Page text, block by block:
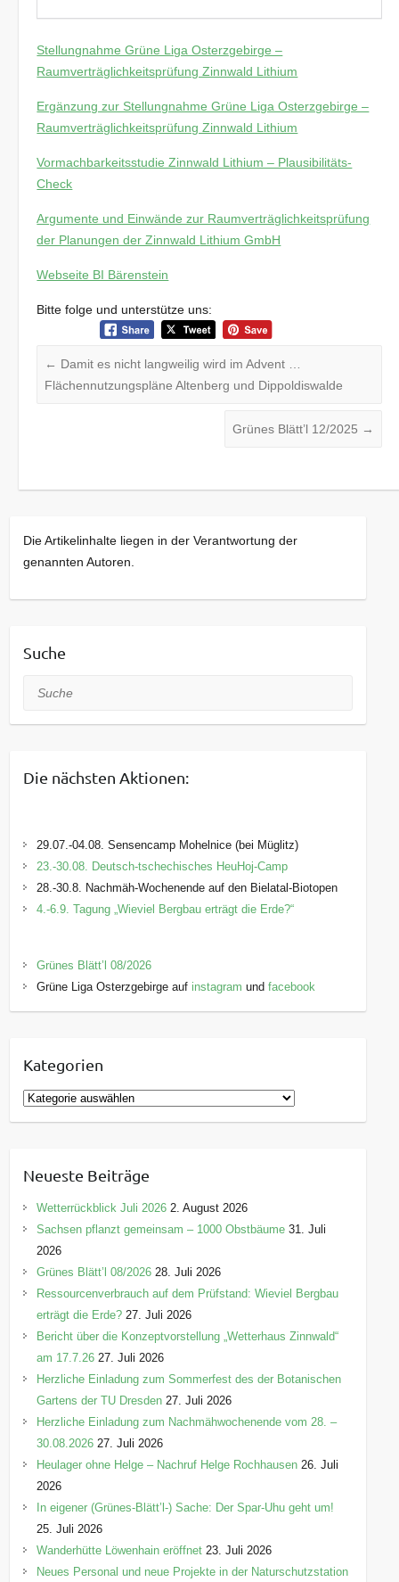
Stellungnahme Grüne Liga Osterzgebirge –
Raumverträglichkeitsprüfung Zinnwald Lithium
Ergänzung zur Stellungnahme Grüne Liga Osterzgebirge –
Raumverträglichkeitsprüfung Zinnwald Lithium
Vormachbarkeitsstudie Zinnwald Lithium – Plausibilitäts-
Check
Argumente und Einwände zur Raumverträglichkeitsprüfung
der Planungen der Zinnwald Lithium GmbH
Webseite BI Bärenstein
Bitte folge und unterstütze uns:
← Damit es nicht langweilig wird im Advent …
Flächennutzungspläne Altenberg und Dippoldiswalde
Grünes Blätt’l 12/2025 →
Die Artikelinhalte liegen in der Verantwortung der
genannten Autoren.
Suche
Suche
Die nächsten Aktionen:
29.07.-04.08. Sensencamp Mohelnice (bei Müglitz)
23.-30.08. Deutsch-tschechisches HeuHoj-Camp
28.-30.8. Nachmäh-Wochenende auf den Bielatal-Biotopen
4.-6.9. Tagung „Wieviel Bergbau erträgt die Erde?“
Grünes Blätt’l 08/2026
Grüne Liga Osterzgebirge auf instagram undfacebook
Kategorien
K
a
g
o
r
e
n
Neueste Beiträge
Wetterrückblick Juli 2026 2. August 2026
Sachsen pflanzt gemeinsam – 1000 Obstbäume 31. Juli
2026
Grünes Blätt’l 08/2026 28. Juli 2026
Ressourcenverbrauch auf dem Prüfstand: Wieviel Bergbau
erträgt die Erde? 27. Juli 2026
Bericht über die Konzeptvorstellung „Wetterhaus Zinnwald“
am 17.7.26 27. Juli 2026
Herzliche Einladung zum Sommerfest des der Botanischen
Gartens der TU Dresden 27. Juli 2026
Herzliche Einladung zum Nachmähwochenende vom 28. –
30.08.2026 27. Juli 2026
Heulager ohne Helge – Nachruf Helge Rochhausen 26. Juli
2026
In eigener (Grünes-Blätt’l-) Sache: Der Spar-Uhu geht um!
25. Juli 2026
Wanderhütte Löwenhain eröffnet 23. Juli 2026
Neues Personal und neue Projekte in der Naturschutzstation